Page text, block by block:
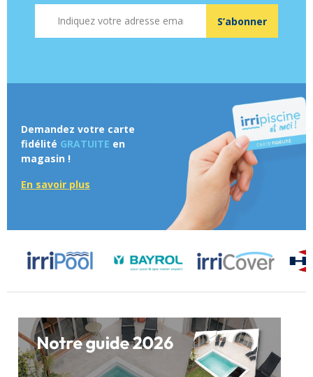
S’abonner
Demandez votre carte
fidélité GRATUITE en
magasin !
En savoir plus